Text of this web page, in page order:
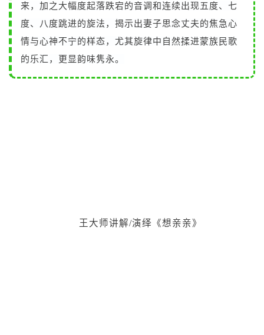
来，加之大幅度起落跌宕的音调和连续出现五度、七
度、八度跳进的旋法，揭示出妻子思念丈夫的焦急心
情与心神不宁的样态，尤其旋律中自然揉进蒙族民歌
的乐汇，更显韵味隽永。
王大师讲解/演绎《想亲亲》